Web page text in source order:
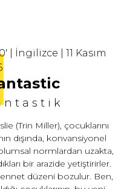
| İngilizce | 11 Kasım
(Trin Miller), çocuklarını
dışında, konvansiyonel
normlardan uzakta,
bir arazide yetiştirirler.
düzeni bozulur. Ben,